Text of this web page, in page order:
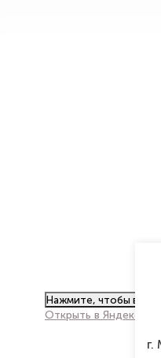
Нажмите, чтобы
Открыть в
г.